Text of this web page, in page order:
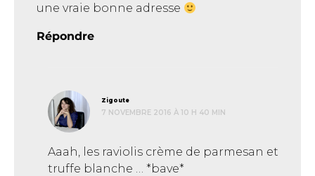
une vraie bonne adresse
Répondre
Zigoute
7 NOVEMBRE 2016 À 10 H 40 MIN
Aaah, les raviolis crème de parmesan et
truffe blanche … *bave*